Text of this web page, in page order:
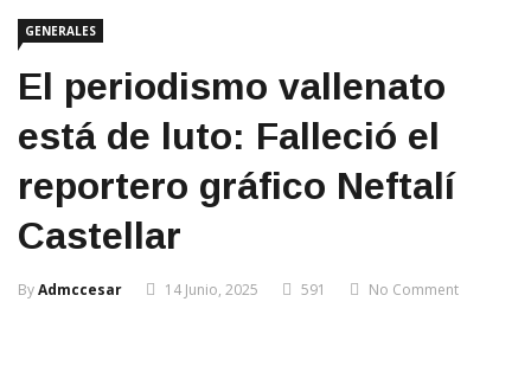
GENERALES
El periodismo vallenato
está de luto: Falleció el
reportero gráfico Neftalí
Castellar
ByAdmccesar 14 Junio, 2025 591 No Comment